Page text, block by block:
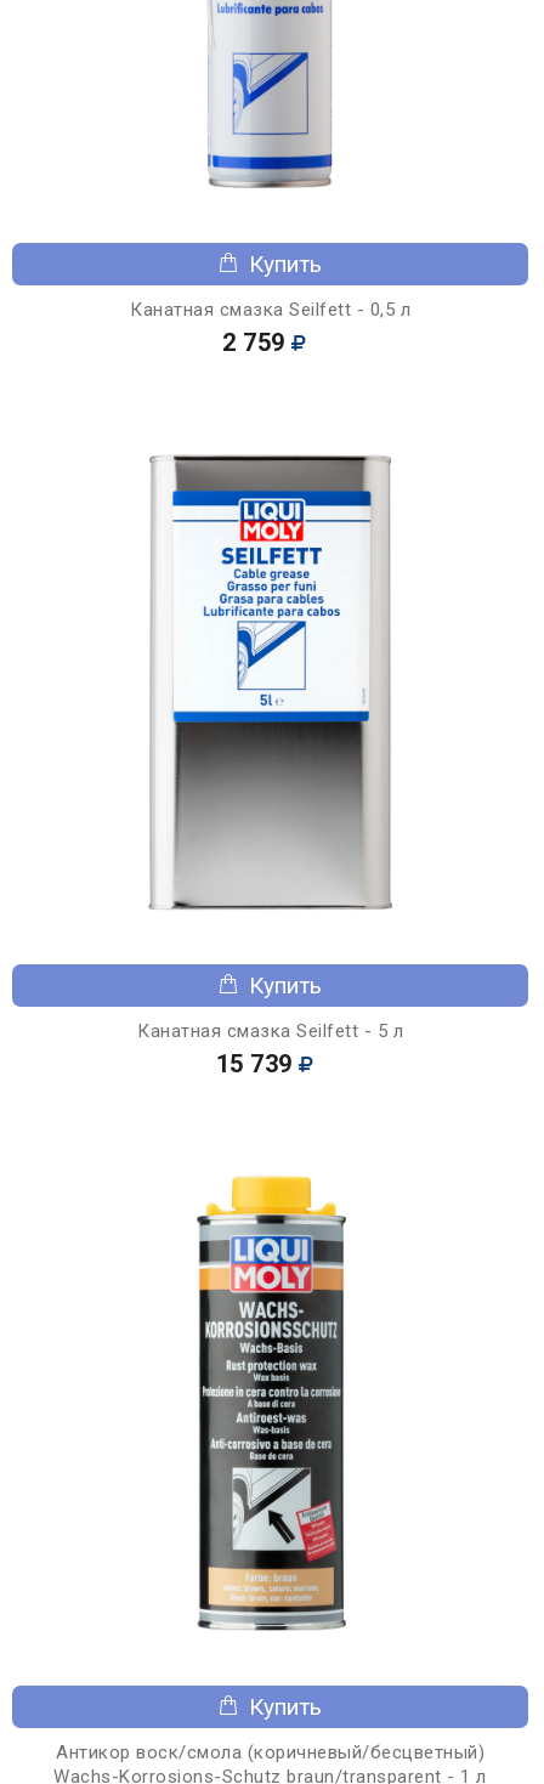
Купить
Канатная смазка Seilfett - 0,5 л
2 759
Купить
Канатная смазка Seilfett - 5 л
15 739
Купить
Антикор воск/смола (коричневый/бесцветный)
Wachs-Korrosions-Schutz braun/transparent - 1 л